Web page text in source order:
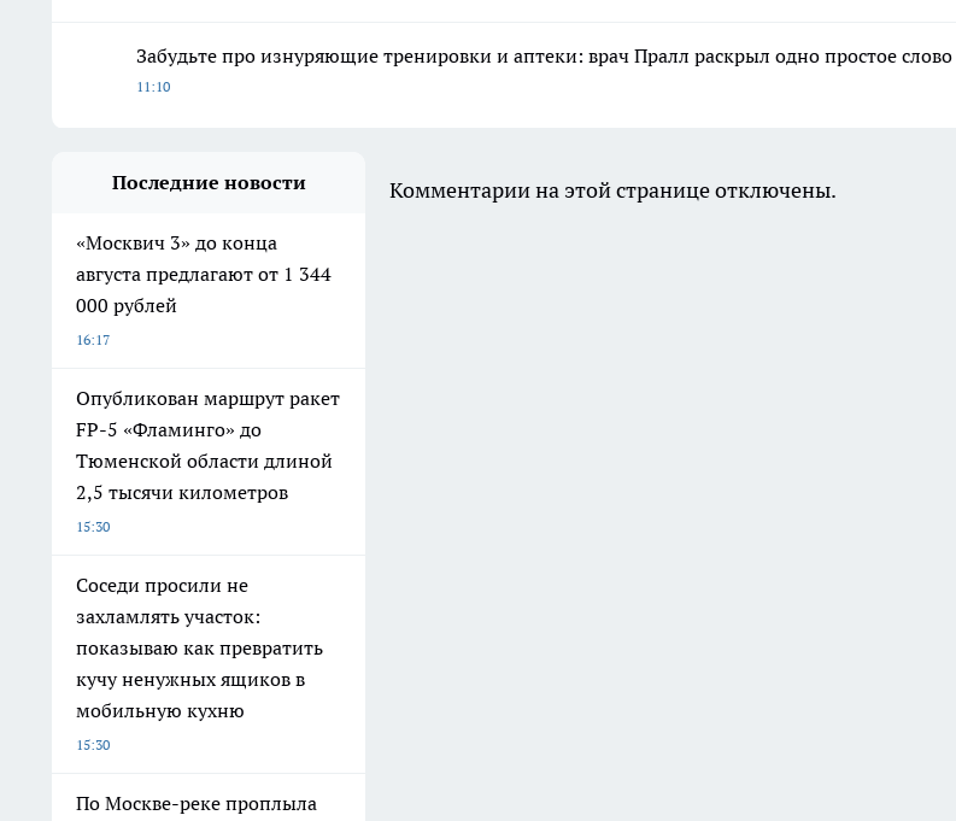
Забудьте про изнуряющие тренировки и аптеки: врач Пралл раскрыл одно простое
11:10
Последние новости
«Москвич 3» до конца
августа предлагают от 1 344
000 рублей
16:17
Опубликован маршрут ракет
FP-5 «Фламинго» до
Тюменской области длиной
2,5 тысячи километров
15:30
Соседи просили не
захламлять участок:
показываю как превратить
кучу ненужных ящиков в
мобильную кухню
15:30
По Москве-реке проплыла
Комментарии на этой странице отключены.